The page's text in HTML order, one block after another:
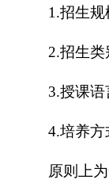
1.招生规
2.招生
3.授课
4.培养方
原则上